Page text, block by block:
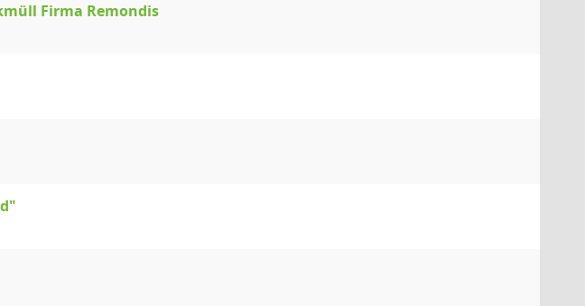
Firma Remondis